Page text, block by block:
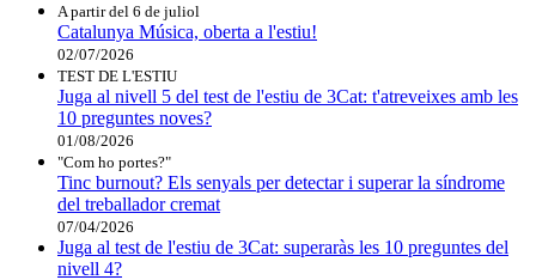
A partir del 6 de juliol
Catalunya Música, oberta a l'estiu!
02/07/2026
TEST DE L'ESTIU
Juga al nivell 5 del test de l'estiu de 3Cat: t'atreveixes amb les
10 preguntes noves?
01/08/2026
"Com ho portes?"
Tinc burnout? Els senyals per detectar i superar la síndrome
del treballador cremat
07/04/2026
Juga al test de l'estiu de 3Cat: superaràs les 10 preguntes del
nivell 4?